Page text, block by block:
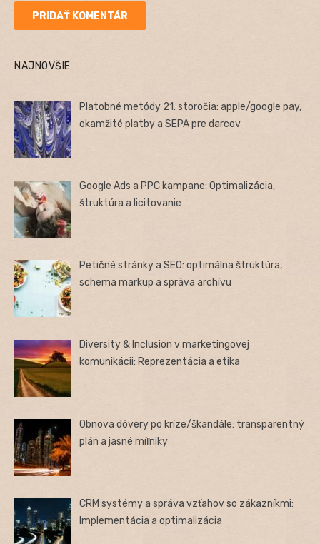
NAJNOVŠIE
Platobné metódy 21. storočia: apple/google pay,
okamžité platby a SEPA pre darcov
Google Ads a PPC kampane: Optimalizácia,
štruktúra a licitovanie
Petičné stránky a SEO: optimálna štruktúra,
schema markup a správa archívu
Diversity & Inclusion v marketingovej
komunikácii: Reprezentácia a etika
Obnova dôvery po kríze/škandále: transparentný
plán a jasné míľniky
CRM systémy a správa vzťahov so zákazníkmi:
Implementácia a optimalizácia